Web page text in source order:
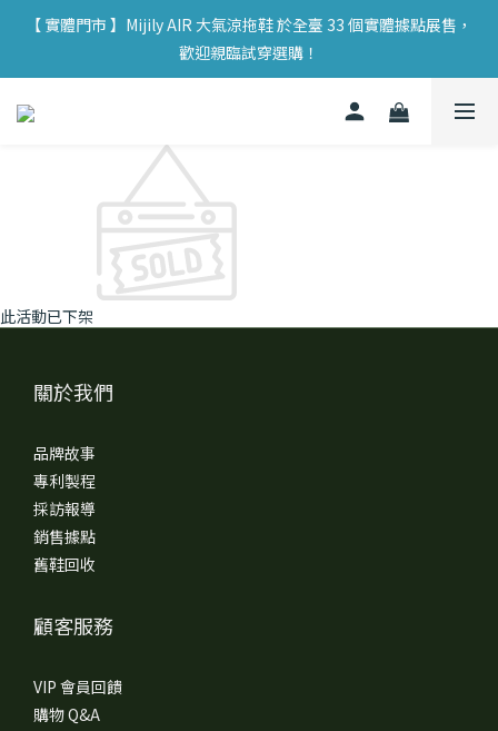
【 實體門市 】Mijily AIR 大氣涼拖鞋 於全臺 33 個實體據點展售，
歡迎親臨試穿選購！
【 實體門市 】Mijily AIR 大氣涼拖鞋 於全臺 33 個實體據點展售，
歡迎親臨試穿選購！
【 新註冊會員 】加入 Mijily 官網即享 TWD $ 100 購物金，展開你
【 實體門市 】Mijily AIR 大氣涼拖鞋 於全臺 33 個實體據點展售，
歡迎親臨試穿選購！
此活動已下架
關於我們
品牌故事
專利製程
採訪報導
銷售據點
舊鞋回收
顧客服務
VIP 會員回饋
購物 Q&A